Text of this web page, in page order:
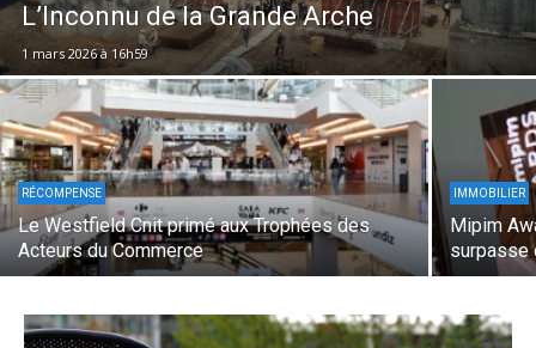
L’Inconnu de la Grande Arche
1 mars 2026 à 16h59
RÉCOMPENSE
Le Westfield Cnit primé aux Trophées des
Acteurs du Commerce
IMMOBILIER
Mipim
surpasse